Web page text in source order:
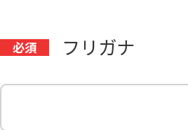
フリガナ